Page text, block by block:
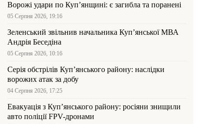
Ворожі удари по Куп’янщині: є загибла та поранені
05 Серпня 2026, 19:16
Зеленський звільнив начальника Купʼянської МВА
Андрія Беседіна
05 Серпня 2026, 10:16
Серія обстрілів Куп’янського району: наслідки
ворожих атак за добу
04 Серпня 2026, 17:25
Евакуація з Куп’янського району: росіяни знищили
авто поліції FPV-дронами